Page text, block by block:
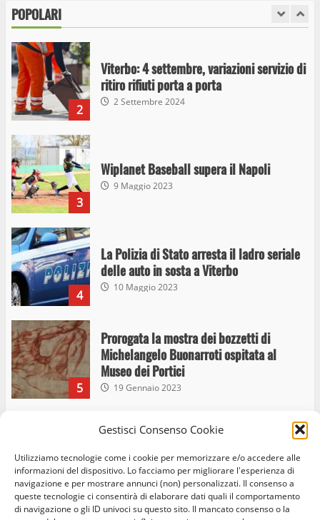
Gestisci Consenso Cookie
Utilizziamo tecnologie come i cookie per memorizzare e/o accedere alle
informazioni del dispositivo. Lo facciamo per migliorare l'esperienza di
navigazione e per mostrare annunci (non) personalizzati. Il consenso a
queste tecnologie ci consentirà di elaborare dati quali il comportamento
di navigazione o gli ID univoci su questo sito. Il mancato consenso o la
POPOLARI
3
Wiplanet Baseball supera il Napoli
9 Maggio 2023
4
La Polizia di Stato arresta il ladro seriale
delle auto in sosta a Viterbo
5
Prorogata la mostra dei bozzetti di
Michelangelo Buonarroti ospitata al
Museo dei Portici
6
Trasporto pubblico locale, trasferimento
capolinea al terminal Riello dal 15 al 17
giugno
15 Giugno 2023
7
Giochi Sportivi Studenteschi di Atletica a
Viterbo
10 Maggio 2023